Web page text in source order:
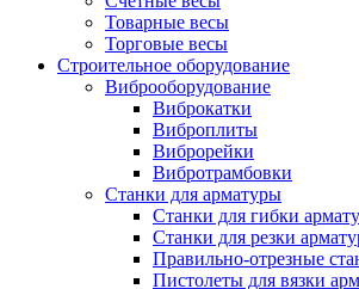
Товарные весы
Торговые весы
Строительное оборудование
Виброоборудование
Виброкатки
Виброплиты
Виброрейки
Вибротрамбовки
Станки для арматуры
Станки для гибки
Станки для резки
Правильно-отрезные
Пистолеты для вязки